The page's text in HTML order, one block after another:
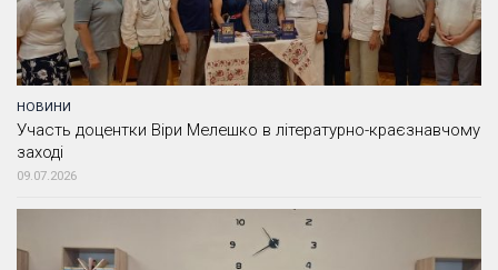
НОВИНИ
Участь доцентки Віри Мелешко в літературно-краєзнавчому
заході
09.07.2026